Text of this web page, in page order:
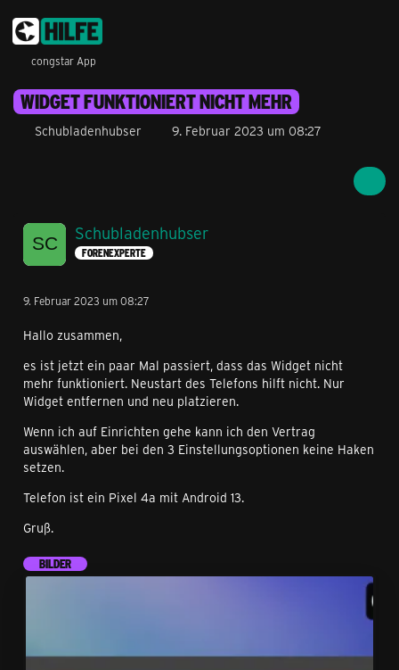
congstar App
WIDGET FUNKTIONIERT NICHT MEHR
Schubladenhubser 9. Februar 2023 um 08:27
Schubladenhubser
FORENEXPERTE
9. Februar 2023 um 08:27
Hallo zusammen,
es ist jetzt ein paar Mal passiert, dass das Widget nicht
mehr funktioniert. Neustart des Telefons hilft nicht. Nur
Widget entfernen und neu platzieren.
Wenn ich auf Einrichten gehe kann ich den Vertrag
auswählen, aber bei den 3 Einstellungsoptionen keine Haken
setzen.
Telefon ist ein Pixel 4a mit Android 13.
Gruß.
BILDER